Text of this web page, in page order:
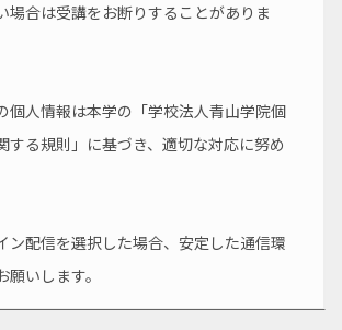
場合は受講をお断りすることがありま
個人情報は本学の「学校法人青山学院個
する規則」に基づき、適切な対応に努め
ン配信を選択した場合、安定した通信環
いします。